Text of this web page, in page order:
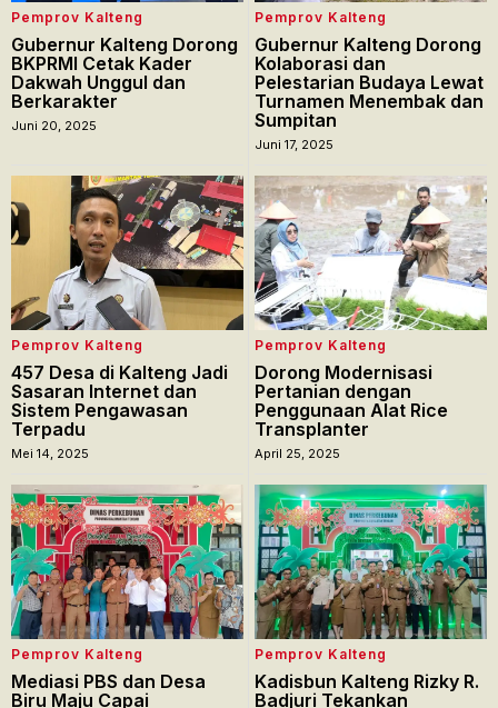
Pemprov Kalteng
Gubernur Kalteng Dorong
BKPRMI Cetak Kader
Dakwah Unggul dan
Berkarakter
Juni 20, 2025
Pemprov Kalteng
Gubernur Kalteng Dorong
Kolaborasi dan
Pelestarian Budaya Lewat
Turnamen Menembak dan
Sumpitan
Juni 17, 2025
Pemprov Kalteng
457 Desa di Kalteng Jadi
Sasaran Internet dan
Sistem Pengawasan
Terpadu
Mei 14, 2025
Pemprov Kalteng
Dorong Modernisasi
Pertanian dengan
Penggunaan Alat Rice
Transplanter
April 25, 2025
Pemprov Kalteng
Mediasi PBS dan Desa
Biru Maju Capai
Pemprov Kalteng
Kadisbun Kalteng Rizky R.
Badjuri Tekankan